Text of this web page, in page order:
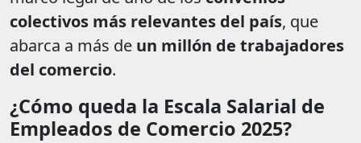
colectivos más relevantes del país, que
abarca a más de un millón de trabajadores
del comercio.
¿Cómo queda la Escala Salarial de
Empleados de Comercio 2025?